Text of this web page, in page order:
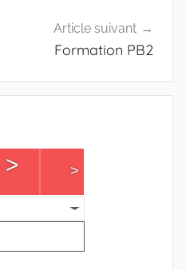
Article suivant
Formation PB2
> >